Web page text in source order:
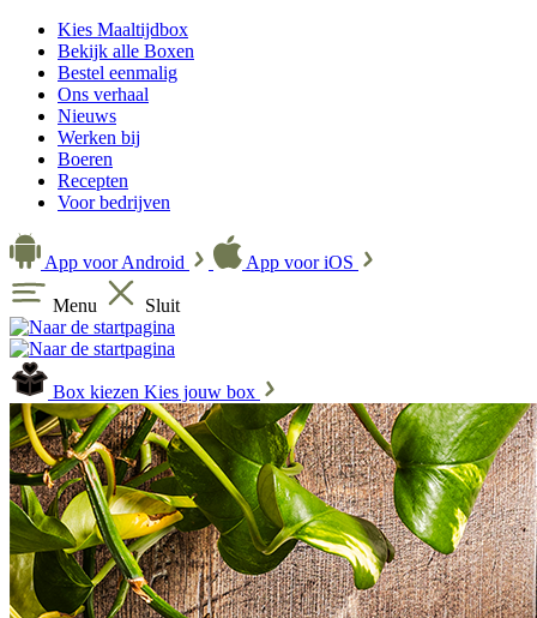
Kies Maaltijdbox
Bekijk alle Boxen
Bestel eenmalig
Ons verhaal
Nieuws
Werken bij
Boeren
Recepten
Voor bedrijven
App voor Android App voor iOS
Menu Sluit
Box kiezen Kies jouw box